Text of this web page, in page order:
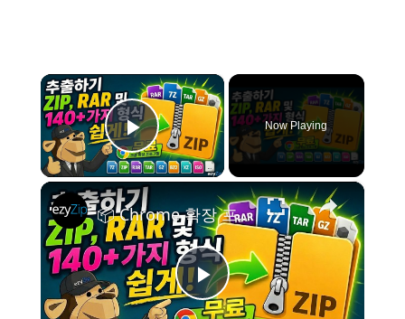
×
Play Video
Now Playing
×
P
📦 Chrome 확장 프로그램으로 ZIP, RAR 및 140개 이상의 형식 추출 | 무료 및 로컬 처리